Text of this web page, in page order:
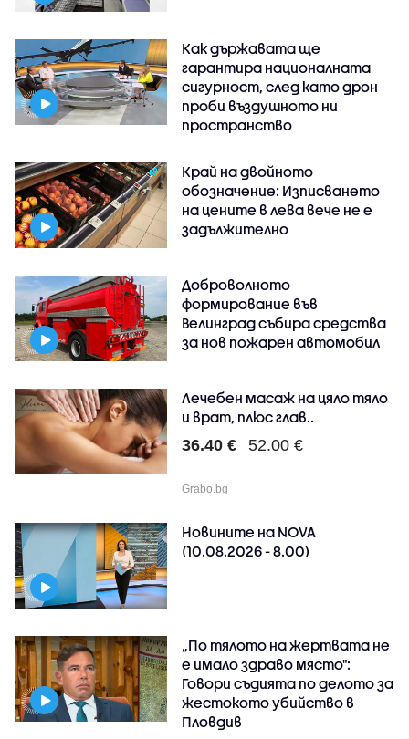
Как държавата ще
гарантира националната
сигурност, след като дрон
проби въздушното ни
пространство
Край на двойното
обозначение: Изписването
на цените в лева вече не е
задължително
Доброволното
формирование във
Велинград събира средства
за нов пожарен автомобил
Лечебен масаж на цяло тяло
и врат, плюс глав..
36.40 € 52.00 €
Grabo.bg
Новините на NOVA
(10.08.2026 - 8.00)
„По тялото на жертвата не
е имало здраво място":
Говори съдията по делото за
жестокото убийство в
Пловдив